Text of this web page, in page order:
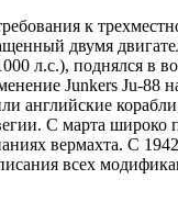
к
двумя
л.с.), поднялся в
Junkers Ju-88
английские
С марта широко
вермахта. С
всех